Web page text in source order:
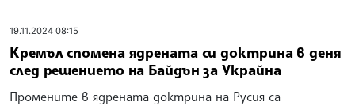
19.11.2024 08:15
Кремъл спомена ядрената си доктрина в деня
след решението на Байдън за Украйна
Промените в ядрената доктрина на Русия са